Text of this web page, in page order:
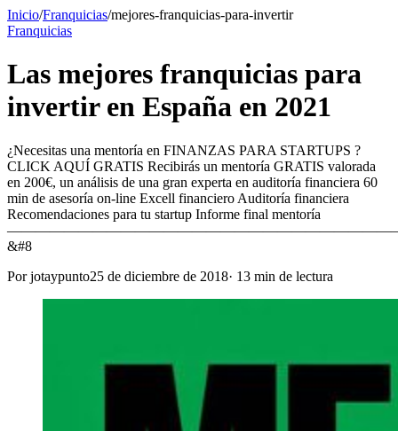
Inicio/Franquicias/mejores-franquicias-para-invertir
Franquicias
Las mejores franquicias para
invertir en España en 2021
¿Necesitas una mentoría en FINANZAS PARA STARTUPS ?
CLICK AQUÍ GRATIS Recibirás un mentoría GRATIS valorada
en 200€, un análisis de una gran experta en auditoría financiera 60
min de asesoría on-line Excell financiero Auditoría financiera
Recomendaciones para tu startup Informe final mentoría
&#8
Porjotaypunto25 de diciembre de 2018· 13 min de lectura